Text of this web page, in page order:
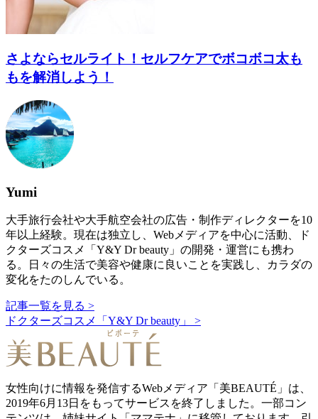
さよならセルライト！セルフケアでボコボコ太も
もを解消しよう！
Yumi
大手旅行会社や大手航空会社の広告・制作ディレクターを10
年以上経験。現在は独立し、Webメディアを中心に活動、ド
クターズコスメ「Y&Y Dr beauty」の開発・運営にも携わ
る。日々の生活で美容や健康に良いことを実践し、カラダの
変化をたのしんでいる。
記事一覧を見る >
ドクターズコスメ「Y&Y Dr beauty」 >
女性向けに情報を発信するWebメディア「美BEAUTÉ」は、
2019年6月13日をもってサービスを終了しました。一部コン